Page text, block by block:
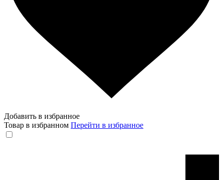
Добавить в избранное
Товар в избранном Перейти в избранное